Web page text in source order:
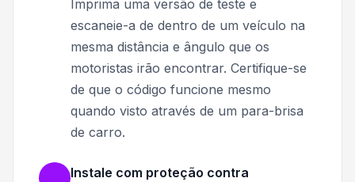
Imprima uma versão de teste e
escaneie-a de dentro de um veículo na
mesma distância e ângulo que os
motoristas irão encontrar. Certifique-se
de que o código funcione mesmo
quando visto através de um para-brisa
de carro.
Instale com proteção contra